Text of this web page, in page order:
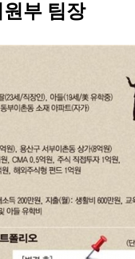
부 팀장